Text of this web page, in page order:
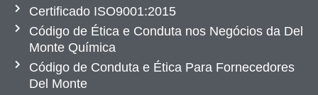
Certificado ISO9001:2015
Código de Ética e Conduta nos Negócios da Del
Monte Química
Código de Conduta e Ética Para Fornecedores
Del Monte